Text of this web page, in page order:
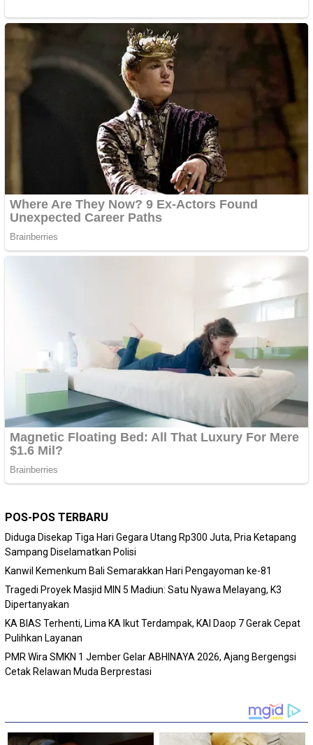
POS-POS TERBARU
Diduga Disekap Tiga Hari Gegara Utang Rp300 Juta, Pria Ketapang
Sampang Diselamatkan Polisi
Kanwil Kemenkum Bali Semarakkan Hari Pengayoman ke-81
Tragedi Proyek Masjid MIN 5 Madiun: Satu Nyawa Melayang, K3
Dipertanyakan
KA BIAS Terhenti, Lima KA Ikut Terdampak, KAI Daop 7 Gerak Cepat
Pulihkan Layanan
PMR Wira SMKN 1 Jember Gelar ABHINAYA 2026, Ajang Bergengsi
Cetak Relawan Muda Berprestasi